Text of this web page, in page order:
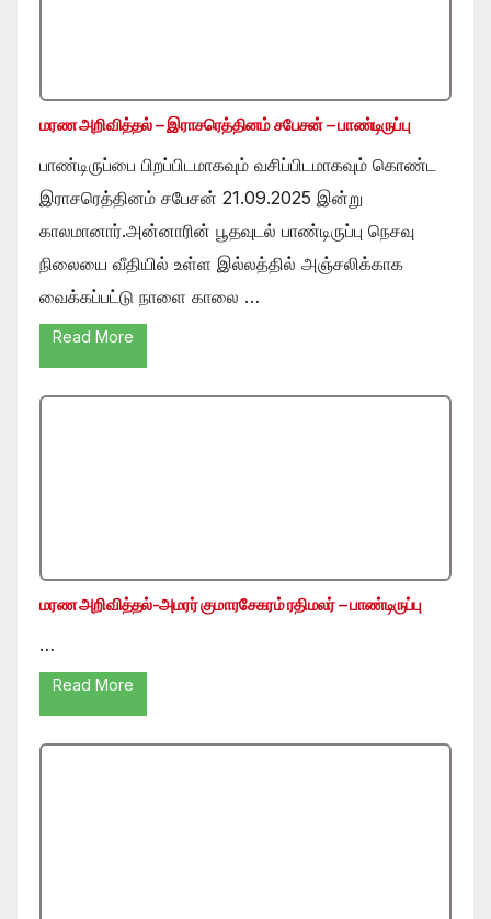
மரண அறிவித்தல் – இராசரெத்தினம் சபேசன் – பாண்டிருப்பு
பாண்டிருப்பை பிறப்பிடமாகவும் வசிப்பிடமாகவும் கொண்ட
இராசரெத்தினம் சபேசன் 21.09.2025 இன்று
காலமானார்.அன்னாரின் பூதவுடல் பாண்டிருப்பு நெசவு
நிலையை வீதியில் உள்ள இல்லத்தில் அஞ்சலிக்காக
வைக்கப்பட்டு நாளை காலை …
Read More
மரண அறிவித்தல்-அமரர் குமாரசேகரம் ரதிமலர் – பாண்டிருப்பு
…
Read More